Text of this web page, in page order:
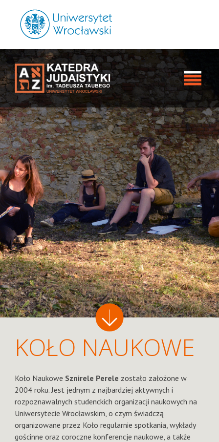
KOŁO NAUKOWE
Koło Naukowe Sznirele Perele zostało założone w
2004 roku. Jest jednym z najbardziej aktywnych i
rozpoznawalnych studenckich organizacji naukowych na
Uniwersytecie Wrocławskim, o czym świadczą
organizowane przez Koło regularnie spotkania, wykłady
gościnne oraz coroczne konferencje naukowe, a także